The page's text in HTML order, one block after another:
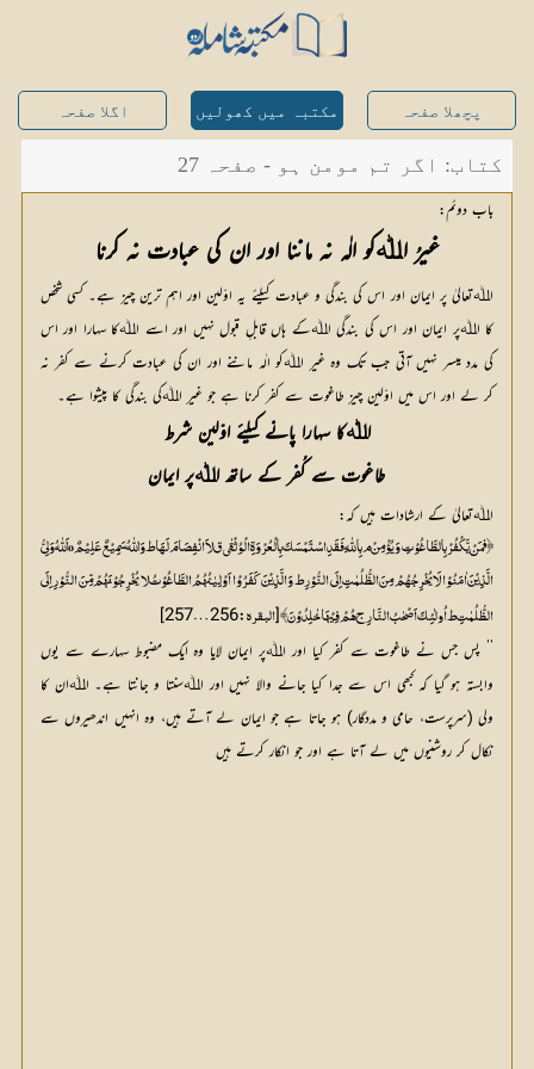
پچھلا صفحہ مکتبہ میں کھولیں اگلا صفحہ
کتاب: اگر تم مومن ہو - صفحہ 27
باب دوئم:
غیرُ اﷲکو الٰہ نہ ماننا اور ان کی عبادت نہ کرنا
اﷲتعالیٰ پر ایمان اور اس کی بندگی و عبادت کیلئے یہ اوّلین اور اہم ترین چیز ہے۔ کسی شخص
کا اﷲپر ایمان اور اس کی بندگی اﷲکے ہاں قابلِ قبول نہیں اور اسے اﷲکا سہارا اور اس
کی مدد میسر نہیں آتی جب تک وہ غیر اﷲکو الٰہ ماننے اور ان کی عبادت کرنے سے کفر نہ
کر لے اور اس میں اوّلین چیز طاغوت سے کفر کرنا ہے جو غیر اﷲکی بندگی کا پیشوا ہے۔
اﷲکا سہارا پانے کیلئے اوّلین شرط
طاغوت سے کُفر کے ساتھ اﷲپر ایمان
اﷲتعالیٰ کے ارشادات ہیں کہ:
﴿ فمَنْ یَّکْفُرْ بِالطَّاغُوْتِ وَیُؤْمِنْ م بِاللّٰہِ فَقَدِ اسْتَمْسَکَ بِالْعُرْوَۃِ الْوُثْقٰی ق لاَ انْفِصَامَ لَھَا ط وَاللّٰہُ سَمِیْعٌ عَلِیْمٌ o اَللّٰہُ وَلِیُّ
الَّذِیْنَ اٰمَنُوْا لَا یُخْرِجُھُمْ مِنَ الظُّلُمٰتِ اِلَی النُّوْرِ ط وَالَّذِیْنَ کَفَرُوْا اَوْلِیٰئُھُمُ الطَّاغُوْتُ لا یُخْرِجُوْنَھُمْ مِّنَ النُّوْرِ اِلَی
الظُّلُمٰتِ ط اُولٰئِکَ اَصْحٰبُ النَّارِ ج ھُمْ فِیْھَا خٰلِدُوْنَ﴾[البقرہ :256…257
]
’’ پس جس نے طاغوت سے کفر کیا اور اﷲپر ایمان لایا وہ ایک مضبوط سہارے سے یوں
وابستہ ہو گیا کہ کبھی اس سے جدا کیا جانے والا نہیں اور اﷲسنتا و جانتا ہے۔ اﷲان کا
ولی (سرپرست، حامی و مددگار) ہو جاتا ہے جو ایمان لے آتے ہیں، وہ انہیں اندھیروں سے
نکال کر روشنیوں میں لے آتا ہے اور جو انکار کرتے ہیں